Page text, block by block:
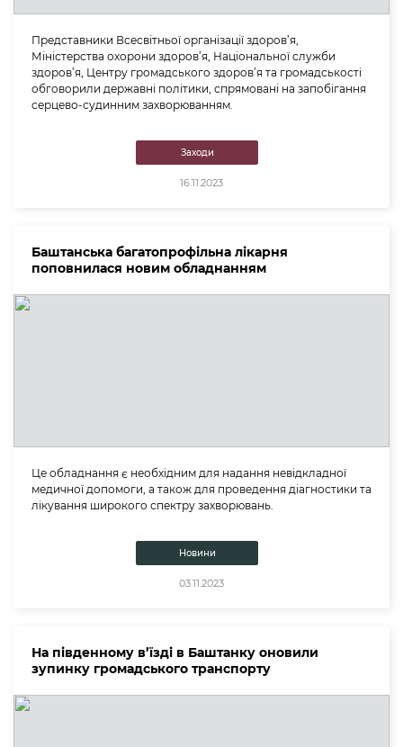
Представники Всесвітньої організації здоров’я,
Міністерства охорони здоров’я, Національної служби
здоров’я, Центру громадського здоров’я та громадськості
обговорили державні політики, спрямовані на запобігання
серцево-судинним захворюванням.
Заходи
16.11.2023
Баштанська багатопрофільна лікарня
поповнилася новим обладнанням
Це обладнання є необхідним для надання невідкладної
медичної допомоги, а також для проведення діагностики та
лікування широкого спектру захворювань.
Новини
03.11.2023
На південному в’їзді в Баштанку оновили
зупинку громадського транспорту